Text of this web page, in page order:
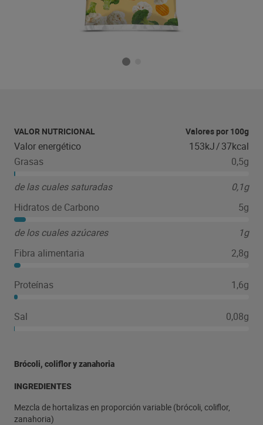
VALOR NUTRICIONAL Valores por 100g
Valor energético 153kJ/37kcal
Grasas
0,5g
de las cuales saturadas
0,1g
Hidratos de Carbono
5g
de los cuales azúcares
1g
Fibra alimentaria
2,8g
Proteínas 1,6g
Sal 0,08g
Brócoli, coliflor y zanahoria
INGREDIENTES
Mezcla de hortalizas en proporción variable (brócoli, coliflor,
zanahoria)